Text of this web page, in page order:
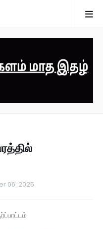
06, 2025